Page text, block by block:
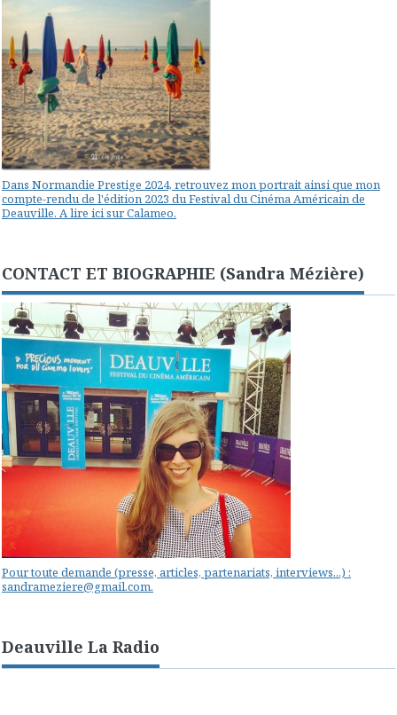
Dans Normandie Prestige 2024, retrouvez mon portrait ainsi que mon
compte-rendu de l'édition 2023 du Festival du Cinéma Américain de
Deauville. A lire ici sur Calameo.
CONTACT ET BIOGRAPHIE (Sandra Mézière)
Pour toute demande (presse, articles, partenariats, interviews...) :
sandrameziere@gmail.com.
Deauville La Radio